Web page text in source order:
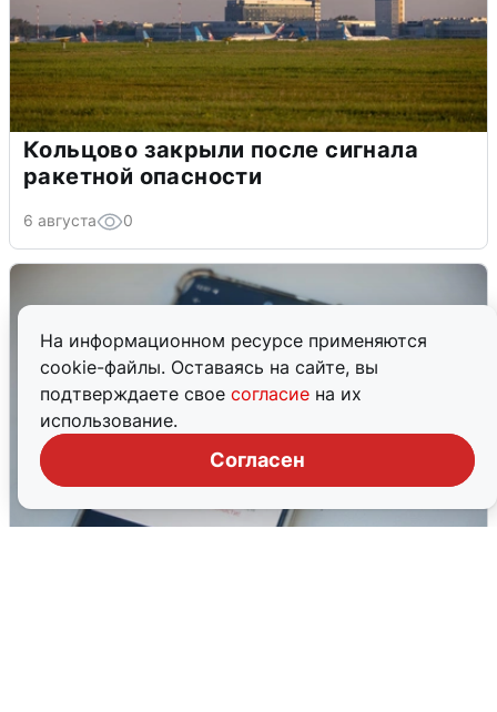
На информационном ресурсе применяются
cookie-файлы. Оставаясь на сайте, вы
подтверждаете свое согласие на их
использование.
Согласен
Кольцово закрыли после сигнала
ракетной опасности
6 августа 0